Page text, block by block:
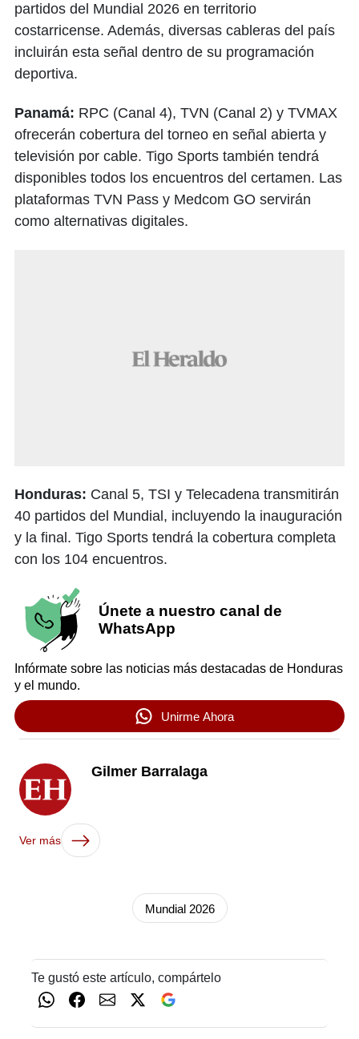
partidos del Mundial 2026 en territorio
costarricense. Además, diversas cableras del país
incluirán esta señal dentro de su programación
deportiva.
Panamá: RPC (Canal 4), TVN (Canal 2) y TVMAX
ofrecerán cobertura del torneo en señal abierta y
televisión por cable. Tigo Sports también tendrá
disponibles todos los encuentros del certamen. Las
plataformas TVN Pass y Medcom GO servirán
como alternativas digitales.
Honduras: Canal 5, TSI y Telecadena transmitirán
40 partidos del Mundial, incluyendo la inauguración
y la final. Tigo Sports tendrá la cobertura completa
con los 104 encuentros.
Únete a nuestro canal de
WhatsApp
Infórmate sobre las noticias más destacadas de Honduras
y el mundo.
Unirme Ahora
Gilmer Barralaga
Ver más
Mundial 2026
Te gustó este artículo, compártelo